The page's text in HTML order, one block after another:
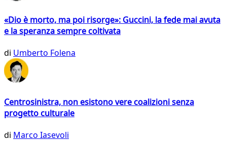
«Dio è morto, ma poi risorge»: Guccini, la fede mai avuta
e la speranza sempre coltivata
di Umberto Folena
Centrosinistra, non esistono vere coalizioni senza
progetto culturale
di Marco Iasevoli